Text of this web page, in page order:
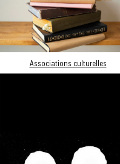
Associations culturelles